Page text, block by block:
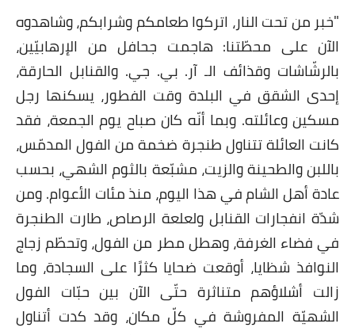
"خبر من تحت النار، اتركوا طعامكم وشرابكم، وشاهدوه
الآن على محطّتنا: هاجمت جحافل من الإرهابيّين،
بالرشّاشات وقذائف الـ آر. بي. جي. والقنابل الحارقة،
إحدى الشقق في البلدة وقت الفطور، يسكنها رجل
مسكين وعائلته. وبما أنّه كان صباح يوم الجمعة، فقد
كانت العائلة تتناول طنجرة ضخمة من الفول المدمّس،
باللبن والطحينة والزيت، مشبّعة بالثوم الشهي، بحسب
عادة أهل الشام في هذا اليوم، منذ مئات الأعوام. ومن
شدّة انفجارات القنابل ولعلعة الرصاص، طارت الطنجرة
في فضاء الغرفة، وهطل مطر من الفول، وتحطّم زجاج
النوافذ شظايا، أوقعت ضحايا كثرًا على السجادة، وما
زالت أشلاؤهم متناثرة حتّى الآن بين حبّات الفول
الشهيّة المفروشة في كلّ مكان، وقد كدت أتناول